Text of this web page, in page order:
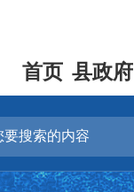
首页 县政府